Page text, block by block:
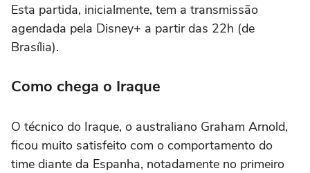
Esta partida, inicialmente, tem a transmissão
agendada pela Disney+ a partir das 22h (de
Brasília).
Como chega o Iraque
O técnico do Iraque, o australiano Graham Arnold,
ficou muito satisfeito com o comportamento do
time diante da Espanha, notadamente no primeiro